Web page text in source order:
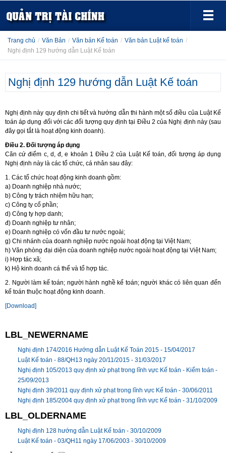
Trang chủ / Văn Bản / Văn bản Kế toán / Văn bản Luật kế toán /
Nghị định 129 hướng dẫn Luật Kế toán
Nghị định 129 hướng dẫn Luật Kế toán
Nghị định này quy định chi tiết và hướng dẫn thi hành một số điều của Luật Kế
toán áp dụng đối với các đối tượng quy định tại Điều 2 của Nghị định này (sau
đây gọi tắt là hoạt động kinh doanh).
Điều 2. Đối tượng áp dụng
Căn cứ điểm c, d, đ, e khoản 1 Điều 2 của Luật Kế toán, đối tượng áp dụng
Nghị định này là các tổ chức, cá nhân sau đây:
1. Các tổ chức hoạt động kinh doanh gồm:
a) Doanh nghiệp nhà nước;
b) Công ty trách nhiệm hữu hạn;
c) Công ty cổ phần;
d) Công ty hợp danh;
đ) Doanh nghiệp tư nhân;
e) Doanh nghiệp có vốn đầu tư nước ngoài;
g) Chi nhánh của doanh nghiệp nước ngoài hoạt động tại Việt Nam;
h) Văn phòng đại diện của doanh nghiệp nước ngoài hoạt động tại Việt Nam;
i) Hợp tác xã;
k) Hộ kinh doanh cá thể và tổ hợp tác.
2. Người làm kế toán; người hành nghề kế toán; người khác có liên quan đến
kế toán thuộc hoạt động kinh doanh.
[Download]
LBL_NEWERNAME
Nghị định 174/2016 Hướng dẫn Luật Kế Toán 2015 - 15/04/2017
Luật Kế toán - 88/QH13 ngày 20/11/2015 - 31/03/2017
Nghị định 105/2013 quy định xử phạt trong lĩnh vực Kế toán - Kiểm toán -
25/09/2013
Nghị định 39/2011 quy định xử phạt trong lĩnh vực Kế toán - 30/06/2011
Nghị định 185/2004 quy định xử phạt trong lĩnh vực Kế toán - 31/10/2009
LBL_OLDERNAME
Nghị định 128 hướng dẫn Luật Kế toán - 30/10/2009
Luật Kế toán - 03/QH11 ngày 17/06/2003 - 30/10/2009